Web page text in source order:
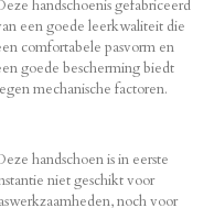
handschoenis gefabriceerd
een goede leerkwaliteit die
comfortabele pasvorm en
goede bescherming biedt
mechanische factoren.
handschoen is in eerste
niet geschikt voor
noch voor